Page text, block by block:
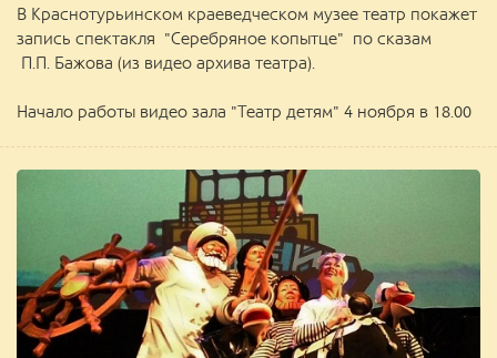
В Краснотурьинском краеведческом музее театр покажет
запись спектакля "Серебряное копытце" по сказам
П.П. Бажова (из видео архива театра).
Начало работы видео зала "Театр детям" 4 ноября в 18.00